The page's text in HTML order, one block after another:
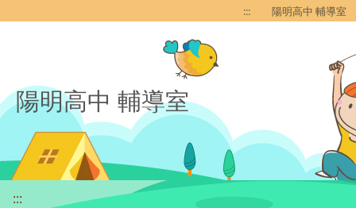
::: 陽明高中 輔導室
陽明高中 輔導室
:::